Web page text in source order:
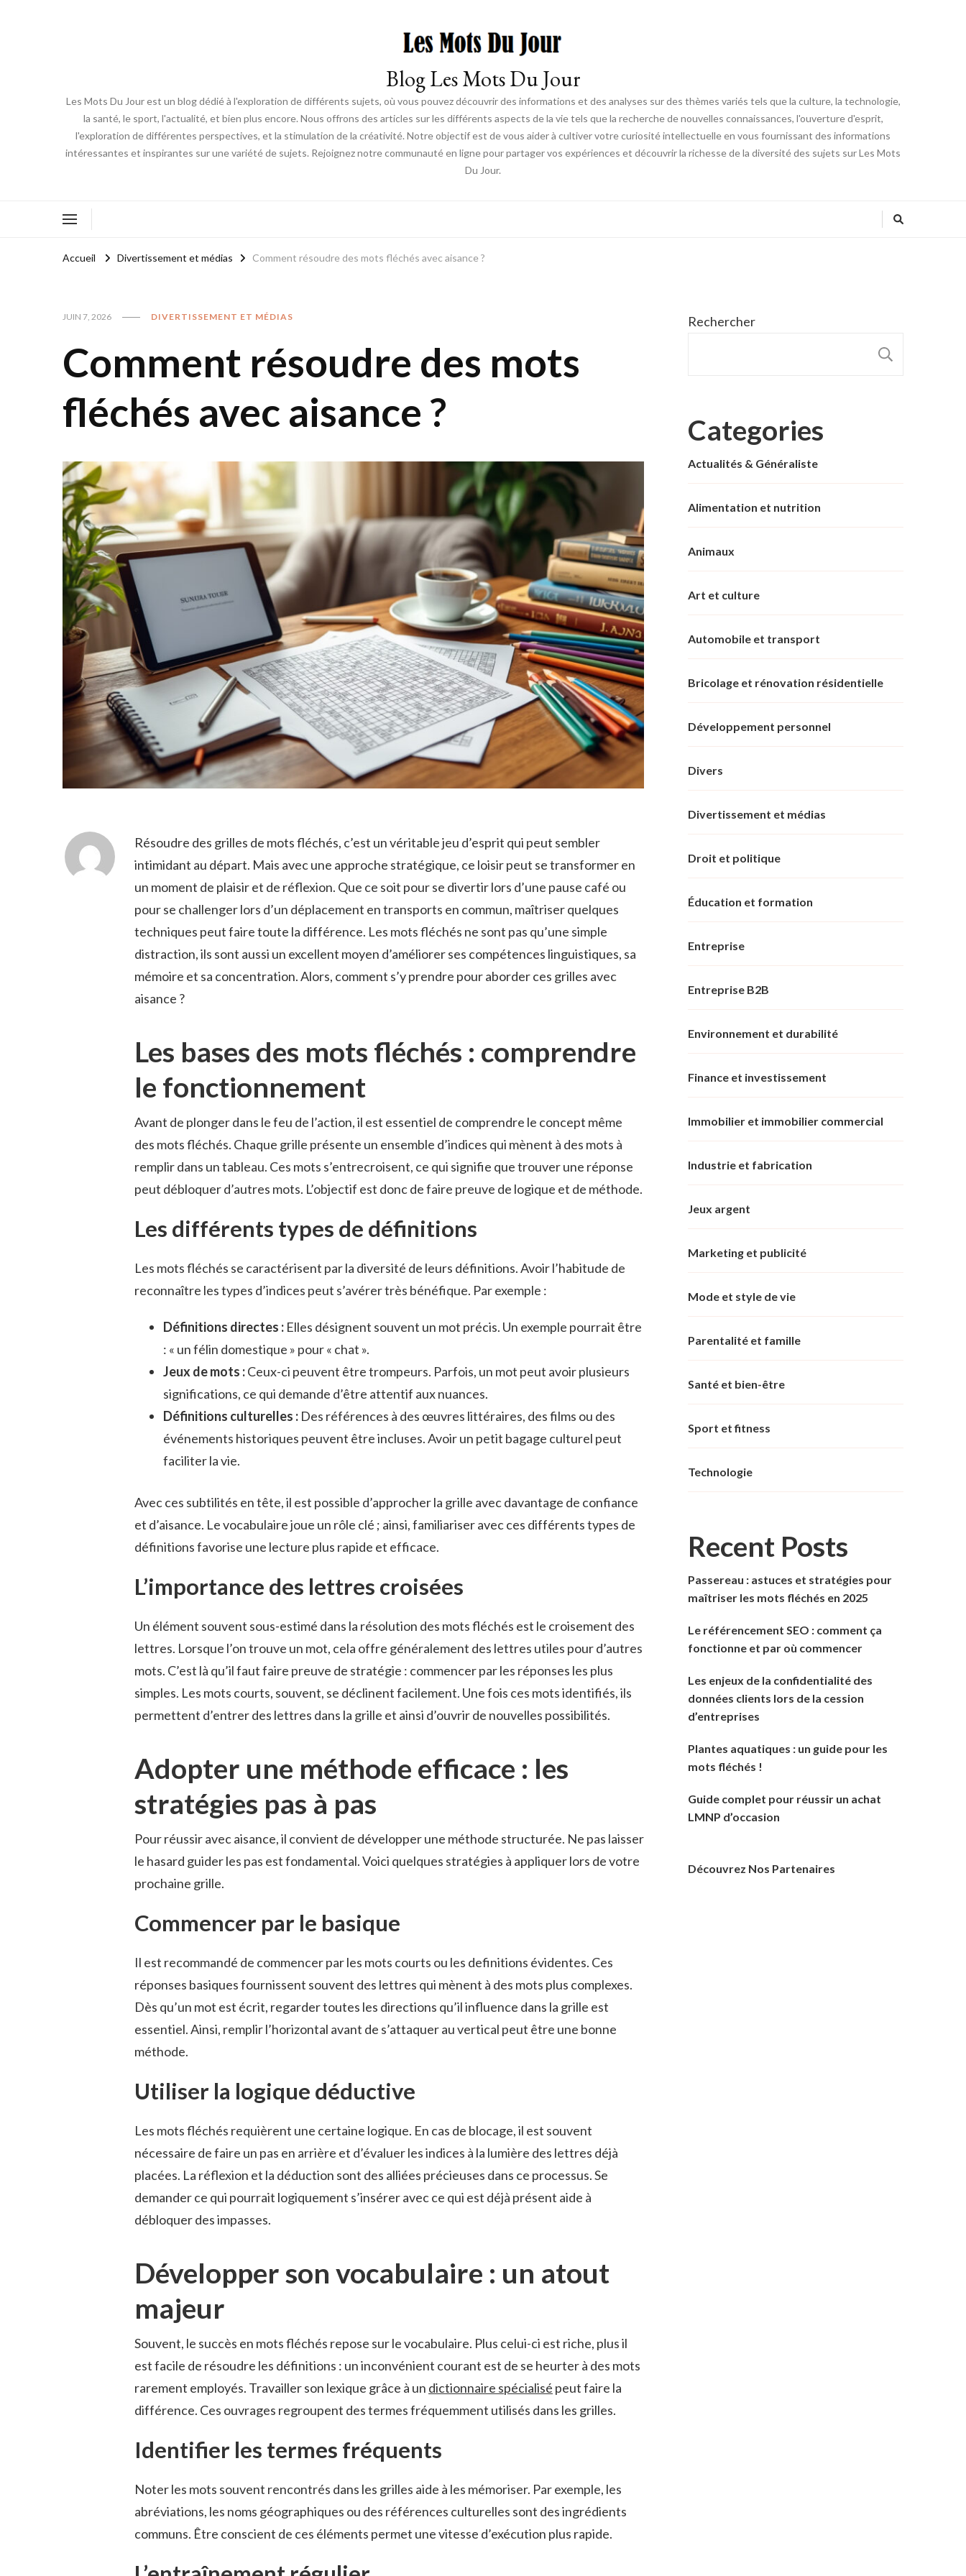
Blog Les Mots Du Jour
Les Mots Du Jour est un blog dédié à l'exploration de différents sujets, où vous pouvez découvrir des informations et des analyses sur des thèmes variés tels que la culture, la technologie,
la santé, le sport, l'actualité, et bien plus encore. Nous offrons des articles sur les différents aspects de la vie tels que la recherche de nouvelles connaissances, l'ouverture d'esprit,
l'exploration de différentes perspectives, et la stimulation de la créativité. Notre objectif est de vous aider à cultiver votre curiosité intellectuelle en vous fournissant des informations
intéressantes et inspirantes sur une variété de sujets. Rejoignez notre communauté en ligne pour partager vos expériences et découvrir la richesse de la diversité des sujets sur Les Mots
Du Jour.
Accueil Divertissement et médias Comment résoudre des mots fléchés avec aisance ?
JUIN 7, 2026 DIVERTISSEMENT ET MÉDIAS
Comment résoudre des mots
fléchés avec aisance ?
Résoudre des grilles de mots fléchés, c’est un véritable jeu d’esprit qui peut sembler
intimidant au départ. Mais avec une approche stratégique, ce loisir peut se transformer en
un moment de plaisir et de réflexion. Que ce soit pour se divertir lors d’une pause café ou
pour se challenger lors d’un déplacement en transports en commun, maîtriser quelques
techniques peut faire toute la différence. Les mots fléchés ne sont pas qu’une simple
distraction, ils sont aussi un excellent moyen d’améliorer ses compétences linguistiques, sa
mémoire et sa concentration. Alors, comment s’y prendre pour aborder ces grilles avec
aisance ?
Les bases des mots fléchés : comprendre
le fonctionnement
Avant de plonger dans le feu de l’action, il est essentiel de comprendre le concept même
des mots fléchés. Chaque grille présente un ensemble d’indices qui mènent à des mots à
remplir dans un tableau. Ces mots s’entrecroisent, ce qui signifie que trouver une réponse
peut débloquer d’autres mots. L’objectif est donc de faire preuve de logique et de méthode.
Les différents types de définitions
Les mots fléchés se caractérisent par la diversité de leurs définitions. Avoir l’habitude de
reconnaître les types d’indices peut s’avérer très bénéfique. Par exemple :
Définitions directes : Elles désignent souvent un mot précis. Un exemple pourrait être
: « un félin domestique » pour « chat ».
Jeux de mots :Ceux-ci peuvent être trompeurs. Parfois, un mot peut avoir plusieurs
significations, ce qui demande d’être attentif aux nuances.
Définitions culturelles : Des références à des œuvres littéraires, des films ou des
événements historiques peuvent être incluses. Avoir un petit bagage culturel peut
faciliter la vie.
Avec ces subtilités en tête, il est possible d’approcher la grille avec davantage de confiance
et d’aisance. Le vocabulaire joue un rôle clé ; ainsi, familiariser avec ces différents types de
définitions favorise une lecture plus rapide et efficace.
L’importance des lettres croisées
Un élément souvent sous-estimé dans la résolution des mots fléchés est le croisement des
lettres. Lorsque l’on trouve un mot, cela offre généralement des lettres utiles pour d’autres
mots. C’est là qu’il faut faire preuve de stratégie : commencer par les réponses les plus
simples. Les mots courts, souvent, se déclinent facilement. Une fois ces mots identifiés, ils
permettent d’entrer des lettres dans la grille et ainsi d’ouvrir de nouvelles possibilités.
Adopter une méthode efficace : les
stratégies pas à pas
Pour réussir avec aisance, il convient de développer une méthode structurée. Ne pas laisser
le hasard guider les pas est fondamental. Voici quelques stratégies à appliquer lors de votre
prochaine grille.
Commencer par le basique
Il est recommandé de commencer par les mots courts ou les definitions évidentes. Ces
réponses basiques fournissent souvent des lettres qui mènent à des mots plus complexes.
Dès qu’un mot est écrit, regarder toutes les directions qu’il influence dans la grille est
essentiel. Ainsi, remplir l’horizontal avant de s’attaquer au vertical peut être une bonne
méthode.
Utiliser la logique déductive
Les mots fléchés requièrent une certaine logique. En cas de blocage, il est souvent
nécessaire de faire un pas en arrière et d’évaluer les indices à la lumière des lettres déjà
placées. La réflexion et la déduction sont des alliées précieuses dans ce processus. Se
demander ce qui pourrait logiquement s’insérer avec ce qui est déjà présent aide à
débloquer des impasses.
Développer son vocabulaire : un atout
majeur
Souvent, le succès en mots fléchés repose sur le vocabulaire. Plus celui-ci est riche, plus il
est facile de résoudre les définitions : un inconvénient courant est de se heurter à des mots
rarement employés. Travailler son lexique grâce à un dictionnaire spécialisé peut faire la
différence. Ces ouvrages regroupent des termes fréquemment utilisés dans les grilles.
Identifier les termes fréquents
Noter les mots souvent rencontrés dans les grilles aide à les mémoriser. Par exemple, les
abréviations, les noms géographiques ou des références culturelles sont des ingrédients
communs. Être conscient de ces éléments permet une vitesse d’exécution plus rapide.
Rechercher
Categories
Actualités & Généraliste
Alimentation et nutrition
Animaux
Art et culture
Automobile et transport
Bricolage et rénovation résidentielle
Développement personnel
Divers
Divertissement et médias
Droit et politique
Éducation et formation
Entreprise
Entreprise B2B
Environnement et durabilité
Finance et investissement
Immobilier et immobilier commercial
Industrie et fabrication
Jeux argent
Marketing et publicité
Mode et style de vie
Parentalité et famille
Santé et bien-être
Sport et fitness
Technologie
Recent Posts
Passereau : astuces et stratégies pour
maîtriser les mots fléchés en 2025
Le référencement SEO : comment ça
fonctionne et par où commencer
Les enjeux de la confidentialité des
données clients lors de la cession
d’entreprises
Plantes aquatiques : un guide pour les
mots fléchés !
Guide complet pour réussir un achat
LMNP d’occasion
Découvrez Nos Partenaires